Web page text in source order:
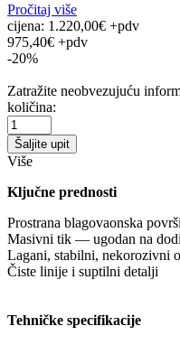
Pročitaj više
cijena: 1.220,00€ +pdv
975,40€ +pdv
-20%
Zatražite neobvezujuću
količina:
Šaljite upit
Više
Ključne prednosti
Prostrana blagovaonska
Masivni tik — ugodan na
Lagani, stabilni, nekorozivni
Čiste linije i suptilni detalji
Tehničke specifikacije